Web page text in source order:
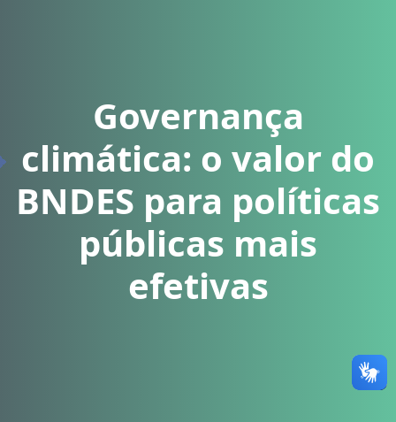
Governança
climática: o valor do
BNDES para políticas
públicas mais
efetivas